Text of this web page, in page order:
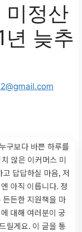
미정산
년 늦추
구보다 바쁜 하루를
않은 이커머스 미
답답하실 마음, 저
아직 이릅니다. 정
든한 지원책을 마
대해 여러분이 궁
릴게요. 이 글을 통